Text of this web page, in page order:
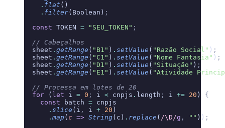
    .
flat ()
    .
filter(Boolean) ;
  const
TOKEN = "SEU_TOKEN" ;
  // Cabeçalhos
  sheet
. getRange ( "B1" ) . setValue ( "Razão Social" ) ;
  sheet
. getRange ( "C1" ) . setValue ( "Nome Fantasia" ) ;
  sheet
. getRange ( "D1" ) . setValue ( "Situação" ) ;
  sheet
. getRange ( "E1" ) . setValue ( "Atividade
  // Processa em lotes de 20
  for
( let i = 0 ; i < cnpjs . length ; i += 20 ) {
    const
batch = cnpjs
      .
slice (i , i + 20 )
      .
map ( c => String(c) . replace ( /\D/g , "" )) ;